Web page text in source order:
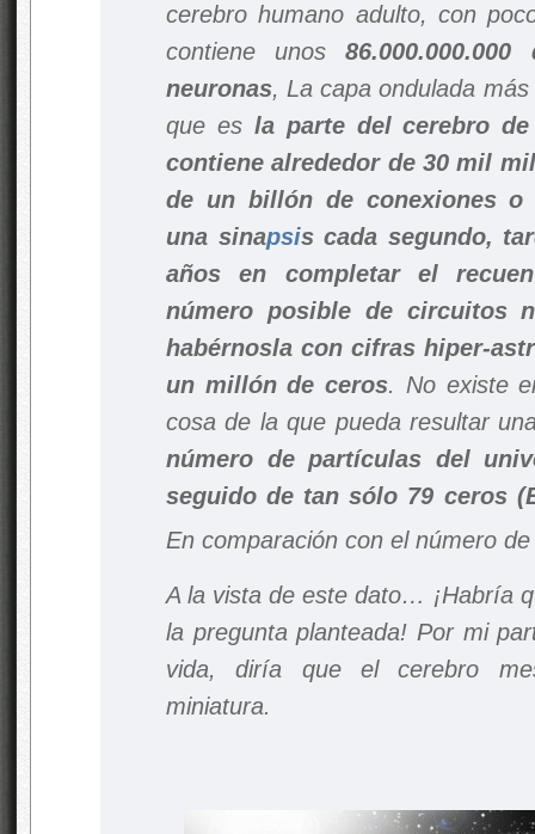
cerebro humano adulto, con
contiene unos
neuronas, La capa ondulada
que es la parte del cerebro
contiene alrededor de 30 mil
de un billón de conexiones o
una sinapsis cada segundo,
años en completar el
número posible de circuitos
habérnosla con cifras hiper-
un millón de ceros. No existe
cosa de la que pueda resultar
número de partículas del
seguido de tan sólo 79 ceros
En comparación con el número
A la vista de este dato… ¡Habría
la pregunta planteada! Por mi
vida, diría que el cerebro
miniatura.